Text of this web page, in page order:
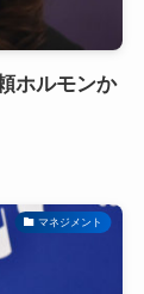
ホルモンか
マネジメント